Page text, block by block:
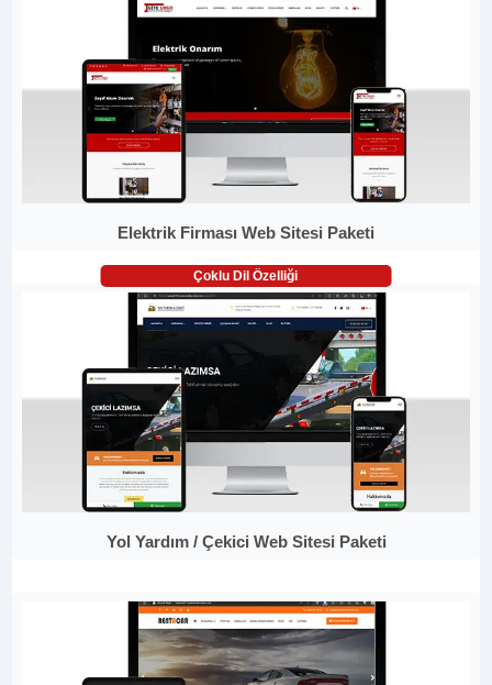
Elektrik Firması Web Sitesi Paketi
Çoklu Dil Özelliği
Yol Yardım / Çekici Web Sitesi Paketi